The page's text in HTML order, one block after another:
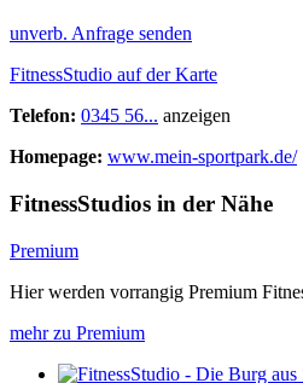
unverb. Anfrage senden
FitnessStudio auf der Karte
Telefon: 0345 56... anzeigen
Homepage: www.mein-sportpark.de/
FitnessStudios in der Nähe
Premium
Hier werden vorrangig Premium
mehr zu Premium